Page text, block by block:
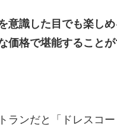
意識した目でも楽し
価格で堪能すること
ランだと「ドレスコ